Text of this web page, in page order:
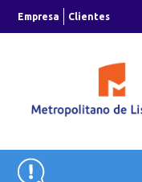
Empresa Clientes
Plano de Expansão e